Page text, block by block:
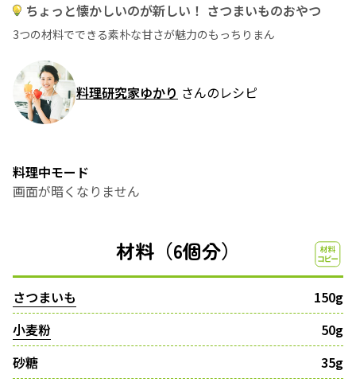
ちょっと懐かしいのが新しい！ さつまいものおやつ
3つの材料でできる素朴な甘さが魅力のもっちりまん
料理研究家ゆかり さんのレシピ
料理中モード
画面が暗くなりません
材料（6個分）
さつまいも
150g
小麦粉
50g
砂糖
35g